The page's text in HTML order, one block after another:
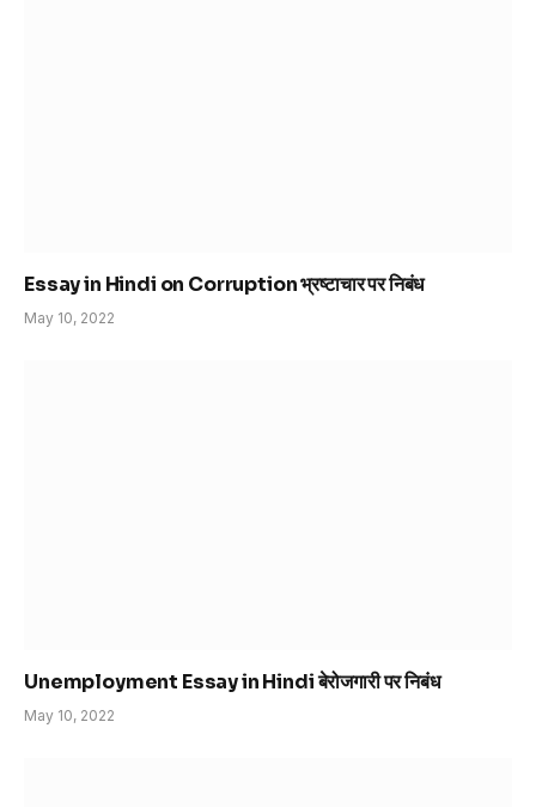
Essay in Hindi on Corruption भ्रष्टाचार पर निबंध
May 10, 2022
Unemployment Essay in Hindi बेरोजगारी पर निबंध
May 10, 2022